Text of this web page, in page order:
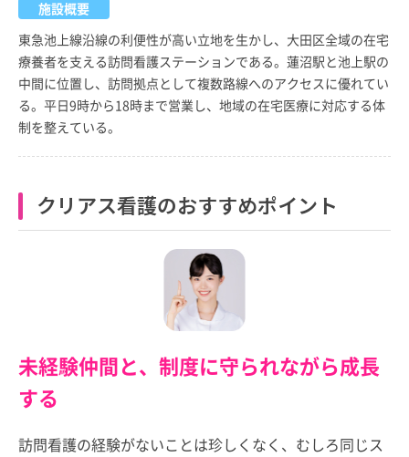
施設概要
東急池上線沿線の利便性が高い立地を生かし、大田区全域の在宅
療養者を支える訪問看護ステーションである。蓮沼駅と池上駅の
中間に位置し、訪問拠点として複数路線へのアクセスに優れてい
る。平日9時から18時まで営業し、地域の在宅医療に対応する体
制を整えている。
クリアス看護のおすすめポイント
未経験仲間と、制度に守られながら成長
する
訪問看護の経験がないことは珍しくなく、むしろ同じス